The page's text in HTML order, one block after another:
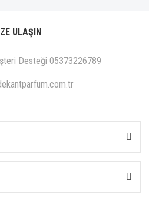
ULAŞIN
Desteği 05373226789